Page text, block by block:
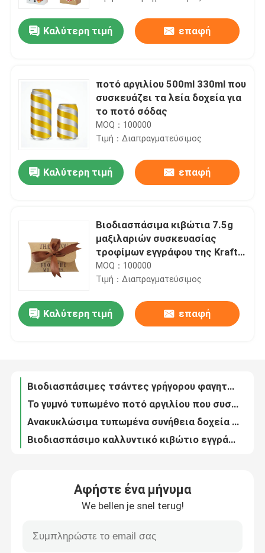
Προϊόντα
Περίπου εμείς
Ποιοτικός έλεγχος
Μας ελάτε σε επαφή με
Συσκευασία ποτών τροφίμων
Καλύτερη τιμή επαφή
ποτό αργιλίου 500ml 330ml που
συσκευάζει τα λεία δοχεία για
το ποτό σόδας
MOQ：100000
Τιμή：Διαπραγματεύσιμος
Καλύτερη τιμή επαφή
Βιοδιασπάσιμα κιβώτια 7.5g
μαξιλαριών συσκευασίας
τροφίμων εγγράφου της Kraft
δεσμών τόξων Sweety
MOQ：100000
Τιμή：Διαπραγματεύσιμος
Καλύτερη τιμή επαφή
Βιοδιασπάσιμες τσάντες γρήγορου φαγητού Eco εγγράφου της Kraft βαθμού τροφίμων greaseproof
Το γυμνό τυπωμένο ποτό αργιλίου που συσκευάζει το χυμό 250ml μπορεί ODM cOem
Ανακυκλώσιμα τυπωμένα συνήθεια δοχεία ποτών αργιλίου 190ml 250ml 355ml
Βιοδιασπάσιμο καλλυντικό κιβώτιο εγγράφου ECO που συσκευάζει SGS EN13432
Αφήστε ένα μήνυμα
We bellen je snel terug!